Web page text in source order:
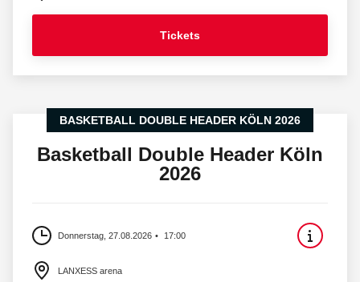
Tickets
BASKETBALL DOUBLE HEADER KÖLN 2026
Basketball Double Header Köln
2026
Donnerstag, 27.08.2026 17:00
LANXESS arena